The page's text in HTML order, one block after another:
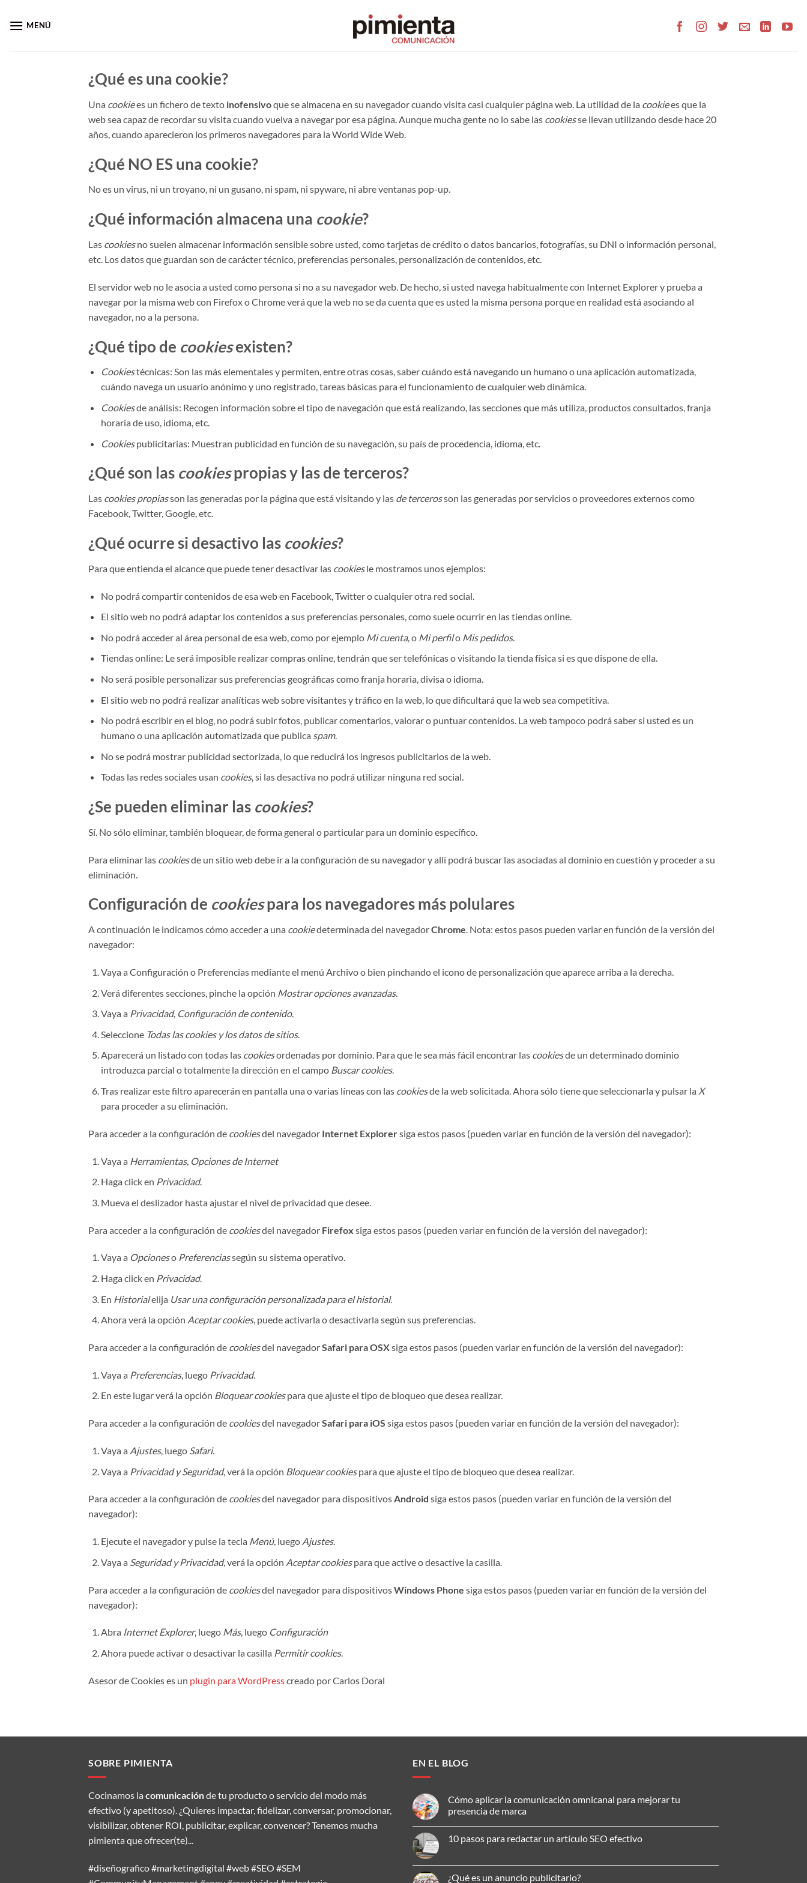
MENÚ
¿Qué es una cookie?
Una cookiees un fichero de texto inofensivoque se almacena en su navegador cuando visita casi cualquier página web. La utilidad de la cookiees que la
web sea capaz de recordar su visita cuando vuelva a navegar por esa página. Aunque mucha gente no lo sabe las cookiesse llevan utilizando desde hace 20
años, cuando aparecieron los primeros navegadores para la World Wide Web.
¿Qué NO ES una cookie?
No es un virus, ni un troyano, ni un gusano, ni spam, ni spyware, ni abre ventanas pop-up.
¿Qué información almacena una cookie?
Las cookiesno suelen almacenar información sensible sobre usted, como tarjetas de crédito o datos bancarios, fotografías, su DNI o información personal,
etc. Los datos que guardan son de carácter técnico, preferencias personales, personalización de contenidos, etc.
El servidor web no le asocia a usted como persona si no a su navegador web. De hecho, si usted navega habitualmente con Internet Explorer y prueba a
navegar por la misma web con Firefox o Chrome verá que la web no se da cuenta que es usted la misma persona porque en realidad está asociando al
navegador, no a la persona.
¿Qué tipo de cookiesexisten?
Cookiestécnicas: Son las más elementales y permiten, entre otras cosas, saber cuándo está navegando un humano o una aplicación automatizada,
cuándo navega un usuario anónimo y uno registrado, tareas básicas para el funcionamiento de cualquier web dinámica.
Cookiesde análisis: Recogen información sobre el tipo de navegación que está realizando, las secciones que más utiliza, productos consultados, franja
horaria de uso, idioma, etc.
Cookiespublicitarias: Muestran publicidad en función de su navegación, su país de procedencia, idioma, etc.
¿Qué son las cookiespropias y las de terceros?
Las cookies propiasson las generadas por la página que está visitando y las de tercerosson las generadas por servicios o proveedores externos como
Facebook, Twitter, Google, etc.
¿Qué ocurre si desactivo las cookies?
Para que entienda el alcance que puede tener desactivar las cookiesle mostramos unos ejemplos:
No podrá compartir contenidos de esa web en Facebook, Twitter o cualquier otra red social.
El sitio web no podrá adaptar los contenidos a sus preferencias personales, como suele ocurrir en las tiendas online.
No podrá acceder al área personal de esa web, como por ejemplo Mi cuenta, o Mi perfilo Mis pedidos.
Tiendas online: Le será imposible realizar compras online, tendrán que ser telefónicas o visitando la tienda física si es que dispone de ella.
No será posible personalizar sus preferencias geográficas como franja horaria, divisa o idioma.
El sitio web no podrá realizar analíticas web sobre visitantes y tráfico en la web, lo que dificultará que la web sea competitiva.
No podrá escribir en el blog, no podrá subir fotos, publicar comentarios, valorar o puntuar contenidos. La web tampoco podrá saber si usted es un
humano o una aplicación automatizada que publica spam.
No se podrá mostrar publicidad sectorizada, lo que reducirá los ingresos publicitarios de la web.
Todas las redes sociales usan cookies, si las desactiva no podrá utilizar ninguna red social.
¿Se pueden eliminar las cookies?
Sí. No sólo eliminar, también bloquear, de forma general o particular para un dominio específico.
Para eliminar las cookiesde un sitio web debe ir a la configuración de su navegador y allí podrá buscar las asociadas al dominio en cuestión y proceder a su
eliminación.
Configuración de cookiespara los navegadores más polulares
A continuación le indicamos cómo acceder a una cookiedeterminada del navegadorChrome. Nota: estos pasos pueden variar en función de la versión del
navegador:
Vaya a Configuración o Preferencias mediante el menú Archivo o bien pinchando el icono de personalización que aparece arriba a la derecha.
Verá diferentes secciones, pinche la opción Mostrar opciones avanzadas.
Vaya a Privacidad, Configuración de contenido.
Seleccione Todas lascookiesy los datos de sitios.
Aparecerá un listado con todas las cookiesordenadas por dominio. Para que le sea más fácil encontrar las cookiesde un determinado dominio
introduzca parcial o totalmente la dirección en el campo Buscar cookies.
Tras realizar este filtro aparecerán en pantalla una o varias líneas con las cookiesde la web solicitada. Ahora sólo tiene que seleccionarla y pulsar la X
para proceder a su eliminación.
Para acceder a la configuración de cookiesdel navegador Internet Explorersiga estos pasos (pueden variar en función de la versión del navegador):
Vaya a Herramientas, Opciones de Internet
Haga click en Privacidad.
Mueva el deslizador hasta ajustar el nivel de privacidad que desee.
Para acceder a la configuración de cookiesdel navegador Firefox siga estos pasos (pueden variar en función de la versión del navegador):
Vaya a Opcioneso Preferenciassegún su sistema operativo.
Haga click en Privacidad.
En Historialelija Usar una configuración personalizada para el historial.
Ahora verá la opción Aceptar cookies, puede activarla o desactivarla según sus preferencias.
Para acceder a la configuración de cookiesdel navegadorSafari para OSXsiga estos pasos (pueden variar en función de la versión del navegador):
Vaya a Preferencias, luego Privacidad.
En este lugar verá la opción Bloquear cookiespara que ajuste el tipo de bloqueo que desea realizar.
Para acceder a la configuración de cookiesdel navegadorSafari para iOS siga estos pasos (pueden variar en función de la versión del navegador):
Vaya a Ajustes, luego Safari.
Vaya a Privacidad y Seguridad, verá la opción Bloquear cookiespara que ajuste el tipo de bloqueo que desea realizar.
Para acceder a la configuración de cookiesdel navegador para dispositivosAndroid siga estos pasos (pueden variar en función de la versión del
navegador):
Ejecute el navegador y pulse la tecla Menú, luego Ajustes.
Vaya a Seguridad y Privacidad, verá la opción Aceptar cookiespara que active o desactive la casilla.
Para acceder a la configuración de cookiesdel navegador para dispositivosWindows Phone siga estos pasos (pueden variar en función de la versión del
navegador):
Abra Internet Explorer, luego Más, luego Configuración
Ahora puede activar o desactivar la casilla Permitir cookies.
Asesor de Cookies es un plugin para WordPresscreado por Carlos Doral
SOBRE PIMIENTA
Cocinamos la comunicaciónde tu producto o servicio del modo más
efectivo (y apetitoso). ¿Quieres impactar, fidelizar, conversar, promocionar,
visibilizar, obtener ROI, publicitar, explicar, convencer? Tenemos mucha
pimienta que ofrecer(te)...
#diseñografico #marketingdigital #web #SEO #SEM
EN EL BLOG
Cómo aplicar la comunicación omnicanal para mejorar tu
presencia de marca
comentarios
comunicación
10 pasos para redactar un artículo SEO efectivo
comentarios
en
¿Qué es un anuncio publicitario?